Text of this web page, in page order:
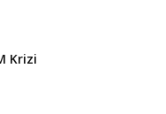
Krizi